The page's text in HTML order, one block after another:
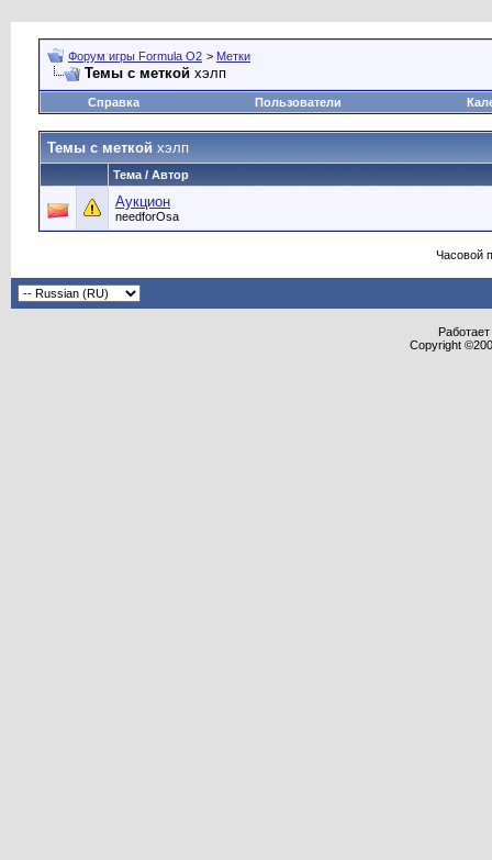
Форум игры Formula O2 > Метки
Темы с меткой хэлп
Справка Пользователи
Темы с меткой хэлп
Тема / Автор
Аукцион
needforOsa
Часовой
Copyright